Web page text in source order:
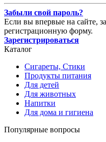
Забыли свой пароль?
Если вы впервые на сайте,
регистрационную форму.
Зарегистрироваться
Каталог
Сигареты, Стики
Продукты питания
Для детей
Для животных
Напитки
Для дома и гигиена
Популярные вопросы